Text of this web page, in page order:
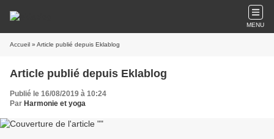
MENU
Accueil » Article publié depuis Eklablog
Article publié depuis Eklablog
Publié le 16/08/2019 à 10:24
Par Harmonie et yoga